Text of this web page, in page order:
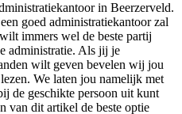
in Beerzerveld.
goed administratiekantoor zal
immers wel de beste partij
administratie. Als jij je
wilt geven bevelen wij jou
We laten jou namelijk met
de geschikte persoon uit kunt
van dit artikel de beste optie